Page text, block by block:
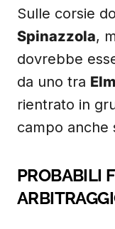
Sulle corsie
Spinazzola,
dovrebbe
da uno tra
rientrato in
campo anche
PROBABILI